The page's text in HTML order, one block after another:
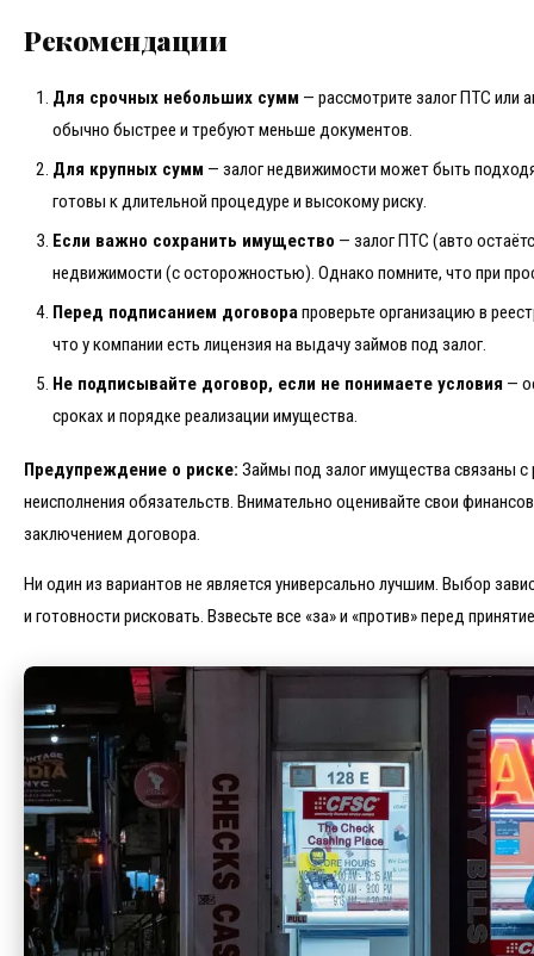
Рекомендации
Для срочных небольших сумм — рассмотрите залог ПТС или
обычно быстрее и требуют меньше документов.
Для крупных сумм — залог недвижимости может быть
готовы к длительной процедуре и высокому риску.
Если важно сохранить имущество — залог ПТС (авто
недвижимости (с осторожностью). Однако помните, что при
Перед подписанием договорапроверьте организацию в
что у компании есть лицензия на выдачу займов под залог.
Не подписывайте договор, если не понимаете условия —
сроках и порядке реализации имущества.
Предупреждение о риске: Займы под залог имущества связаны с
неисполнения обязательств. Внимательно оценивайте свои
заключением договора.
Ни один из вариантов не является универсально лучшим. Выбор
и готовности рисковать. Взвесьте все «за» и «против» перед